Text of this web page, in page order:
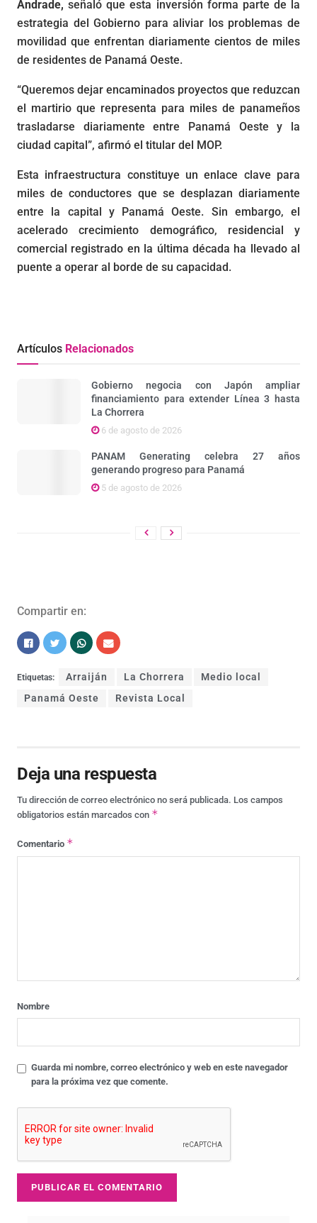
Andrade, señaló que esta inversión forma parte de la
estrategia del Gobierno para aliviar los problemas de
movilidad que enfrentan diariamente cientos de miles
de residentes de Panamá Oeste.
“Queremos dejar encaminados proyectos que reduzcan
el martirio que representa para miles de panameños
trasladarse diariamente entre Panamá Oeste y la
ciudad capital”, afirmó el titular del MOP.
Esta infraestructura constituye un enlace clave para
miles de conductores que se desplazan diariamente
entre la capital y Panamá Oeste. Sin embargo, el
acelerado crecimiento demográfico, residencial y
comercial registrado en la última década ha llevado al
puente a operar al borde de su capacidad.
Artículos Relacionados
Gobierno negocia con Japón ampliar
financiamiento para extender Línea 3 hasta
La Chorrera
6 de agosto de 2026
PANAM Generating celebra 27 años
generando progreso para Panamá
5 de agosto de 2026
Compartir en:
Etiquetas: Arraiján La Chorrera
Medio local
Panamá Oeste
Revista Local
Deja una respuesta
Tu dirección de correo electrónico no será publicada. Los campos
obligatorios están marcados con *
Comentario *
Nombre
Guarda mi nombre, correo electrónico y web en este navegador
para la próxima vez que comente.